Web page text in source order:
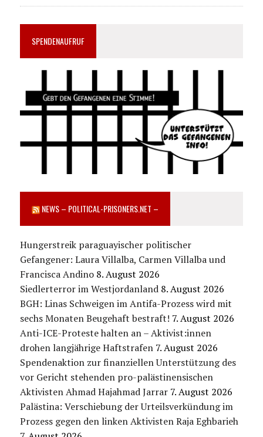
SPENDENAUFRUF
NEWS – POLITICAL-PRISONERS.NET –
Hungerstreik paraguayischer politischer
Gefangener: Laura Villalba, Carmen Villalba und
Francisca Andino 8. August 2026
Siedlerterror im Westjordanland 8. August 2026
BGH: Linas Schweigen im Antifa-Prozess wird mit
sechs Monaten Beugehaft bestraft! 7. August 2026
Anti-ICE-Proteste halten an – Aktivist:innen
drohen langjährige Haftstrafen 7. August 2026
Spendenaktion zur finanziellen Unterstützung des
vor Gericht stehenden pro-palästinensischen
Aktivisten Ahmad Hajahmad Jarrar 7. August 2026
Palästina: Verschiebung der Urteilsverkündung im
Prozess gegen den linken Aktivisten Raja Eghbarieh